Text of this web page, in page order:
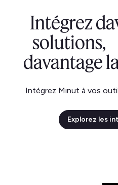
Intégrez
davantage
Intégrez Minut à vos
Explorez les